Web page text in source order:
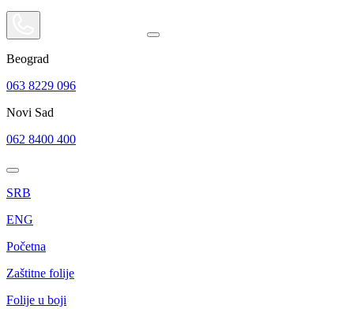
Beograd
063 8229 096
Novi Sad
062 8400 400
SRB
ENG
Početna
Zaštitne folije
Folije u boji